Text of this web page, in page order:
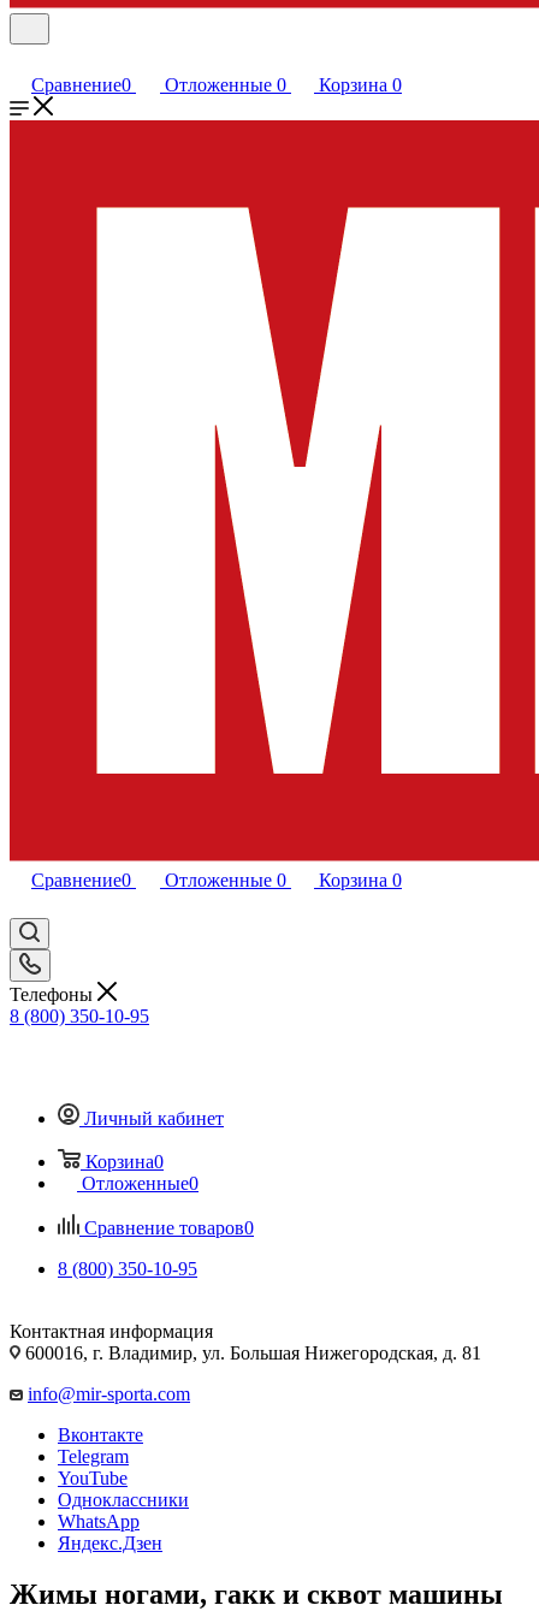
Сравнение0 Отложенные 0 Корзина 0
Сравнение0 Отложенные 0 Корзина 0
Телефоны
8 (800) 350-10-95
Личный кабинет
Корзина0
Отложенные0
Сравнение товаров0
8 (800) 350-10-95
Контактная информация
600016, г. Владимир, ул. Большая Нижегородская, д. 81
info@mir-sporta.com
Вконтакте
Telegram
YouTube
Одноклассники
WhatsApp
Яндекс.Дзен
Жимы ногами, гакк и сквот машины